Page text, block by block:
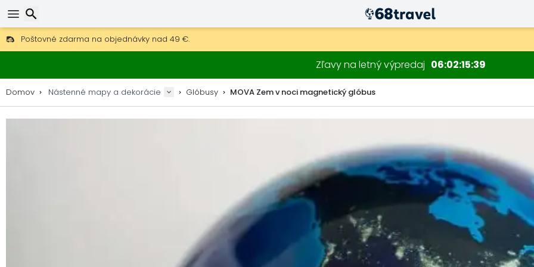
Poštovné zdarma na objednávky nad 49 €.
30 dní na vrátenie, 90 dní na drevené mapy a dekorácie.
Originálny výrobca máp a dekorácií.
Zľavy na letný výpredaj 06021538
Domov Nástenné mapy a dekorácie Glóbusy MOVA Zem v noci magnetický glóbus